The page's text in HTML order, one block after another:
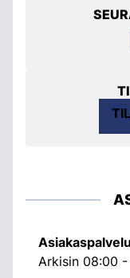
Arkisin 08:00 -